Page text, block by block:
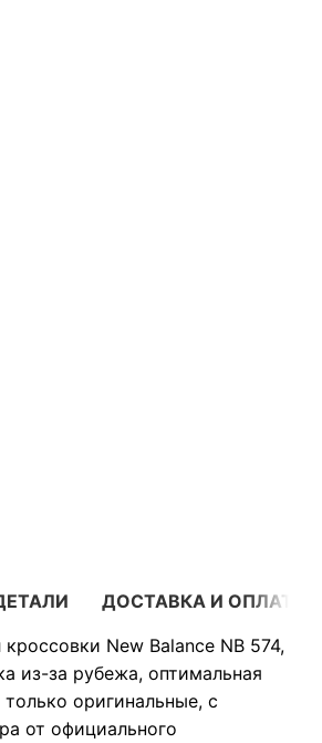
ДОСТАВКА И ОПЛАТА
кроссовки New Balance NB 574,
из-за рубежа, оптимальная
оригинальные, с
от официального